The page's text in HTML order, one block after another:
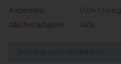
Kiszerelés:
0,04 l /üveg
Alkoholtartalom:
46%
Jelenleg nem rendelhető